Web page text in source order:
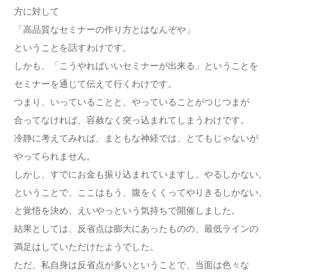
方に対して
「高品質なセミナーの作り方とはなんぞや」
ということを話すわけです。
しかも、「こうやればいいセミナーが出来る」ということを
セミナーを通じて伝えて行くわけです。
つまり、いっていることと、やっていることがつじつまが
合ってなければ、容赦なく突っ込まれてしまうわけです。
冷静に考えてみれば、まともな神経では、とてもじゃないが
やってられません。
しかし、すでにお金も振り込まれていますし、やるしかない。
ということで、ここはもう、腹をくくってやりきるしかない、
と覚悟を決め、えいやっという気持ちで開催しました。
結果としては、反省点は膨大にあったものの、最低ラインの
満足はしていただけたようでした。
ただ、私自身は反省点が多いということで、当面は色々な